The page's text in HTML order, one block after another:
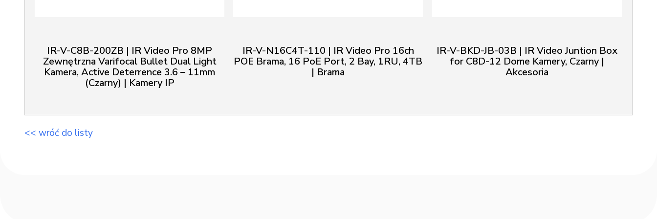
IR-V-C8B-200ZB | IR Video Pro 8MP
Zewnętrzna Varifocal Bullet Dual Light
Kamera, Active Deterrence 3.6 – 11mm
(Czarny) | Kamery IP
IR-V-N16C4T-110 | IR Video Pro 16ch
POE Brama, 16 PoE Port, 2 Bay, 1RU, 4TB
| Brama
IR-V-BKD-JB-03B | IR Video Juntion Box
for C8D-12 Dome Kamery, Czarny |
Akcesoria
<< wróć do listy